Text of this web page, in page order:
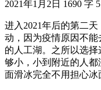
2021年1月2日 1690 字
进入2021年后的第二
动，因为疫情原因不
的人工湖。之所以选
够小，小到附近的人
面滑冰完全不用担心冰